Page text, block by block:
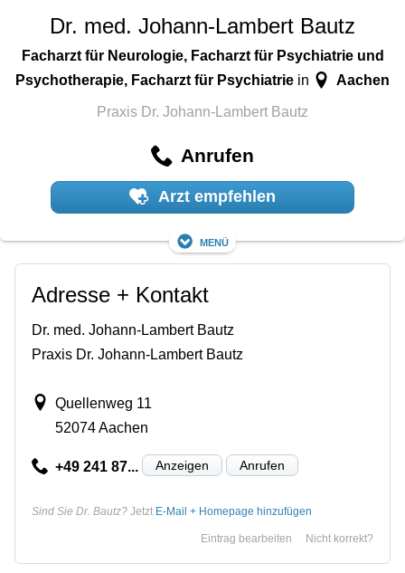
Dr. med. Johann-Lambert Bautz
Facharzt für Neurologie, Facharzt für Psychiatrie und
Psychotherapie, Facharzt für Psychiatrie in Aachen
Praxis Dr. Johann-Lambert Bautz
Anrufen
Arzt empfehlen
Menü
Adresse + Kontakt
Dr. med. Johann-Lambert Bautz
Praxis Dr. Johann-Lambert Bautz
Quellenweg 11
52074 Aachen
+49 241 87... Anzeigen Anrufen
Sind Sie Dr. Bautz? Jetzt E-Mail + Homepage hinzufügen
Nicht korrekt?
Eintrag bearbeiten